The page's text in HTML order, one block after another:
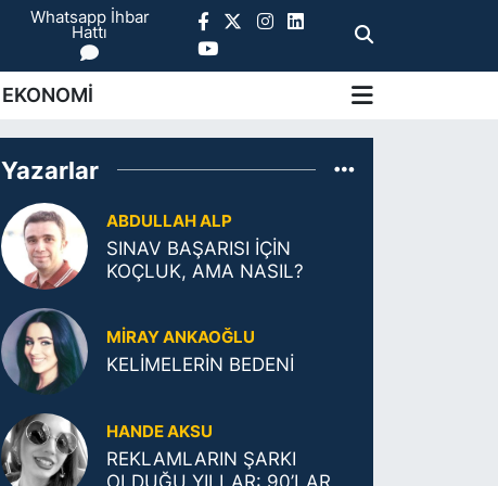
Whatsapp İhbar
Hattı
EKONOMİ
Yazarlar
ABDULLAH ALP
SINAV BAŞARISI İÇİN
KOÇLUK, AMA NASIL?
MIRAY ANKAOĞLU
KELİMELERİN BEDENİ
HANDE AKSU
REKLAMLARIN ŞARKI
OLDUĞU YILLAR: 90’LAR